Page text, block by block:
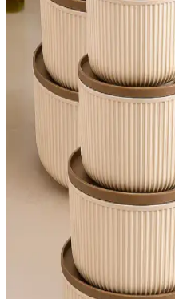
Meleni Home 24'lü
Kabı Seti ile Mutfak
Modern tasarım ve dayanıklı
hava geçirmez kapaklı saklama
kullanım kolaylığı sunar.
Yılbaşı Temalı Kurabiye
Eğlenceli Mutfak
Yılbaşı temalı kurabiye kalıbı
kutlamalarına renk katarken,
kolay kullanım sağlar. Detaylı
Emofom 3'lü Damla
Dayanıklı Mutfak